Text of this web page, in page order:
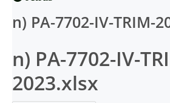
n) PA-7702-IV-TRIM-
n) PA-7702-IV-
2023.xlsx